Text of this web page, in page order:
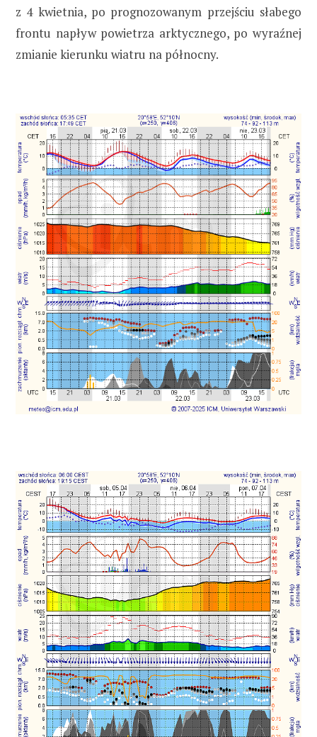
z 4 kwietnia, po prognozowanym przejściu słabego
frontu napływ powietrza arktycznego, po wyraźnej
zmianie kierunku wiatru na północny.